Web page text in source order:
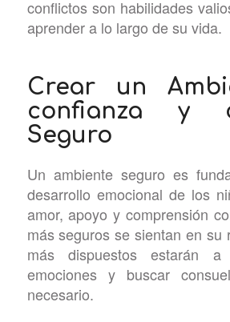
conflictos son habilidades
aprender a lo largo de su vida.
Crear un
confianza y
Seguro
Un ambiente seguro es
desarrollo emocional de los
amor, apoyo y comprensión
más seguros se sientan en su
más dispuestos estarán a
emociones y buscar
necesario.